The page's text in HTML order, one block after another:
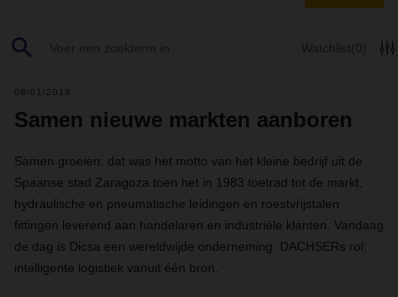
Watchlist(0)
08/01/2019
Samen nieuwe markten aanboren
Samen groeien: dat was het motto van het kleine bedrijf uit de
Spaanse stad Zaragoza toen het in 1983 toetrad tot de markt,
hydraulische en pneumatische leidingen en roestvrijstalen
fittingen leverend aan handelaren en industriële klanten. Vandaag
de dag is Dicsa een wereldwijde onderneming. DACHSERs rol:
intelligente logistiek vanuit één bron.